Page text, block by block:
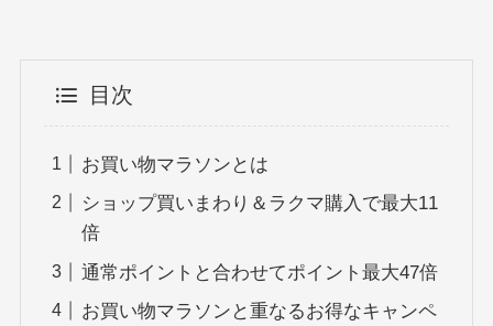
目次
お買い物マラソンとは
ショップ買いまわり＆ラクマ購入で最大11
倍
通常ポイントと合わせてポイント最大47倍
お買い物マラソンと重なるお得なキャンペ